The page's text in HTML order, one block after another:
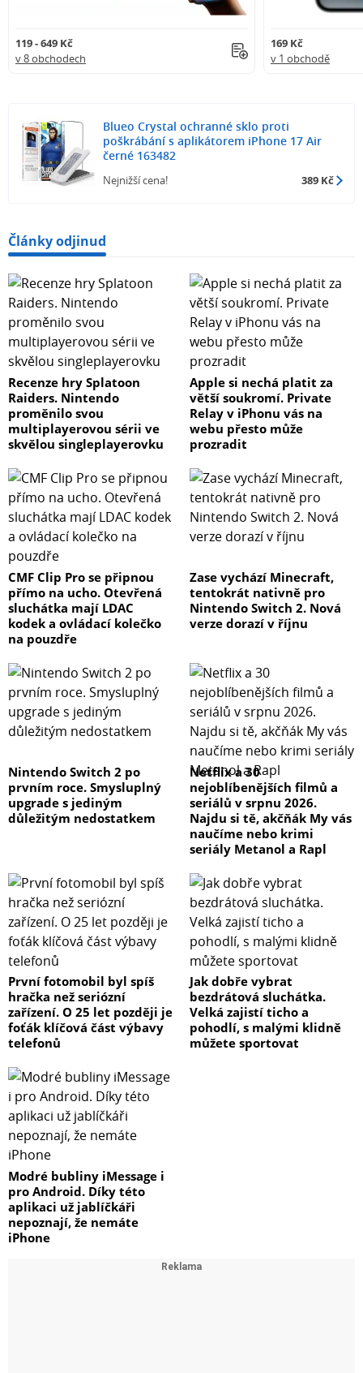
119 - 649 Kč
v 8 obchodech
169 Kč
v 1 obchodě
Blueo Crystal ochranné sklo proti
poškrábání s aplikátorem iPhone 17 Air
černé 163482
Nejnižší cena! 389 Kč
Články odjinud
Recenze hry Splatoon
Raiders. Nintendo
proměnilo svou
multiplayerovou sérii ve
skvělou singleplayerovku
Apple si nechá platit za
větší soukromí. Private
Relay v iPhonu vás na
webu přesto může
prozradit
CMF Clip Pro se připnou
přímo na ucho. Otevřená
sluchátka mají LDAC
kodek a ovládací kolečko
na pouzdře
Zase vychází Minecraft,
tentokrát nativně pro
Nintendo Switch 2. Nová
verze dorazí v říjnu
Nintendo Switch 2 po
prvním roce. Smysluplný
upgrade s jediným
důležitým nedostatkem
Netflix a 30
nejoblíbenějších filmů a
seriálů v srpnu 2026.
Najdu si tě, akčňák My vás
naučíme nebo krimi
seriály Metanol a Rapl
První fotomobil byl spíš
hračka než seriózní
zařízení. O 25 let později je
foťák klíčová část výbavy
telefonů
Jak dobře vybrat
bezdrátová sluchátka.
Velká zajistí ticho a
pohodlí, s malými klidně
můžete sportovat
Modré bubliny iMessage i
pro Android. Díky této
aplikaci už jablíčkáři
nepoznají, že nemáte
iPhone